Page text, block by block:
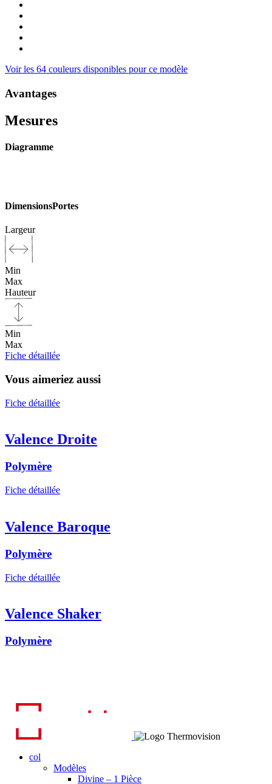
Voir les 64 couleurs disponibles pour ce modèle
Avantages
Mesures
Diagramme
DimensionsPortes
Largeur
Min
Max
Hauteur
Min
Max
Fiche détaillée
Vous aimeriez aussi
Fiche détaillée
Valence Droite
Polymère
Fiche détaillée
Valence Baroque
Polymère
Fiche détaillée
Valence Shaker
Polymère
col
Modèles
Divine – 1 Pièce